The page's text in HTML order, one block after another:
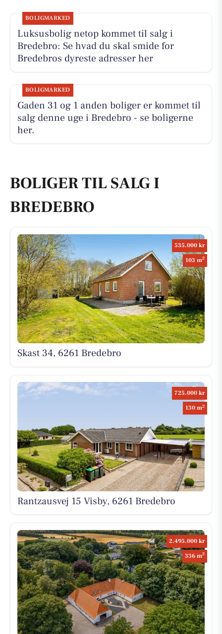
BOLIGMARKED
Luksusbolig netop kommet til salg i
Bredebro: Se hvad du skal smide for
Bredebros dyreste adresser her
BOLIGMARKED
Gaden 31 og 1 anden boliger er kommet til
salg denne uge i Bredebro - se boligerne
her.
BOLIGER TIL SALG I
BREDEBRO
535.000 kr
103 m2
Skast 34, 6261 Bredebro
725.000 kr
130 m2
Rantzausvej 15 Visby, 6261 Bredebro
2.495.000 kr
336 m2